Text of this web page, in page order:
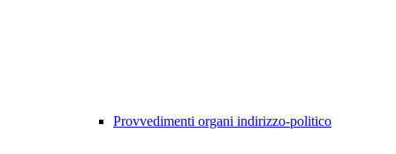
Provvedimenti organi indirizzo-politico